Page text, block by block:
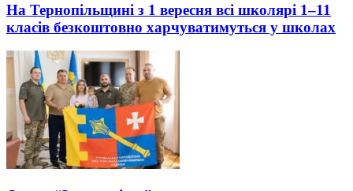
На Тернопільщині з 1 вересня всі школярі 1–11
класів безкоштовно харчуватимуться у школах